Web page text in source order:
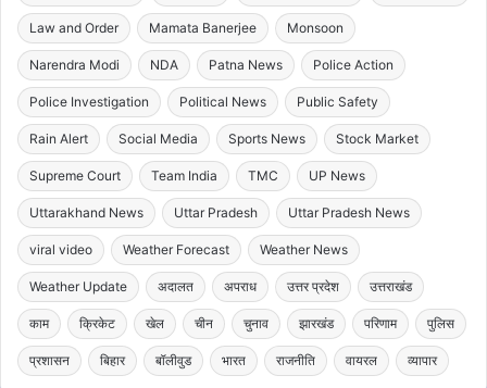
Law and Order Mamata Banerjee Monsoon
Narendra Modi NDA Patna News Police Action
Police Investigation Political News Public Safety
Rain Alert Social Media Sports News Stock Market
Supreme Court Team India TMC UP News
Uttarakhand News Uttar Pradesh Uttar Pradesh News
viral video Weather Forecast Weather News
Weather Update अदालत अपराध उत्तर प्रदेश उत्तराखंड
काम क्रिकेट खेल चीन चुनाव झारखंड परिणाम पुलिस
प्रशासन बिहार बॉलीवुड भारत राजनीति वायरल व्यापार